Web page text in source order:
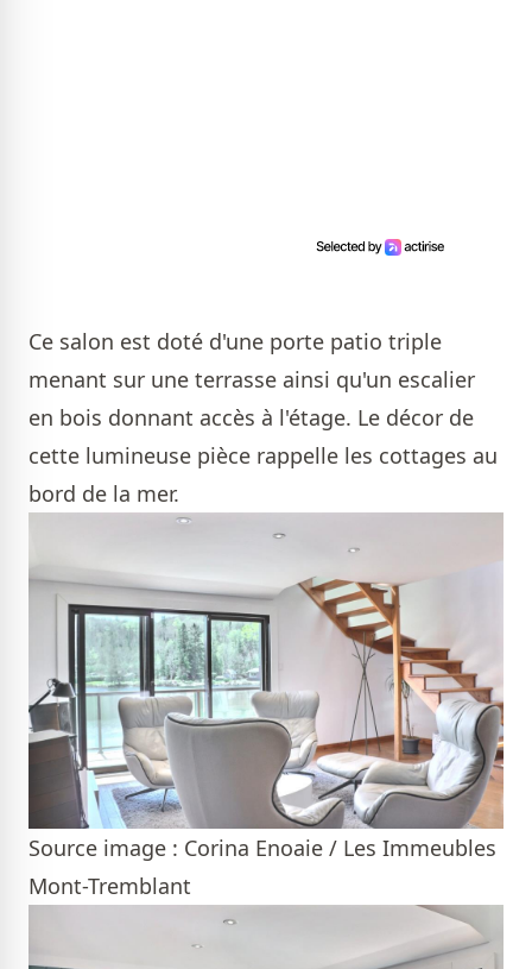
Ce salon est doté d'une porte patio triple
menant sur une terrasse ainsi qu'un escalier
en bois donnant accès à l'étage. Le décor de
cette lumineuse pièce rappelle les cottages au
bord de la mer.
Source image : Corina Enoaie / Les Immeubles
Mont-Tremblant